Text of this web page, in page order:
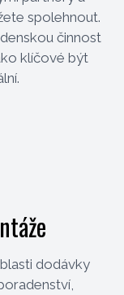
spolehnout.
činnost
klíčové být
dodávky